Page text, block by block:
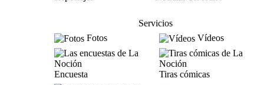
Servicios
Fotos
Vídeos
Encuesta Tiras cómicas